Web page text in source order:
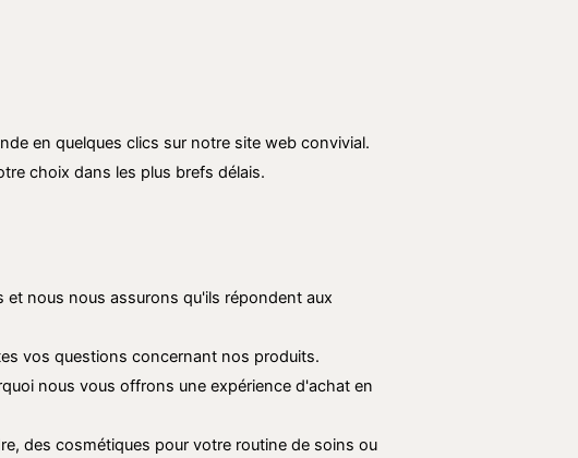
en quelques clics sur notre site web convivial.
choix dans les plus brefs délais.
et nous nous assurons qu'ils répondent aux
vos questions concernant nos produits.
nous vous offrons une expérience d'achat en
des cosmétiques pour votre routine de soins ou